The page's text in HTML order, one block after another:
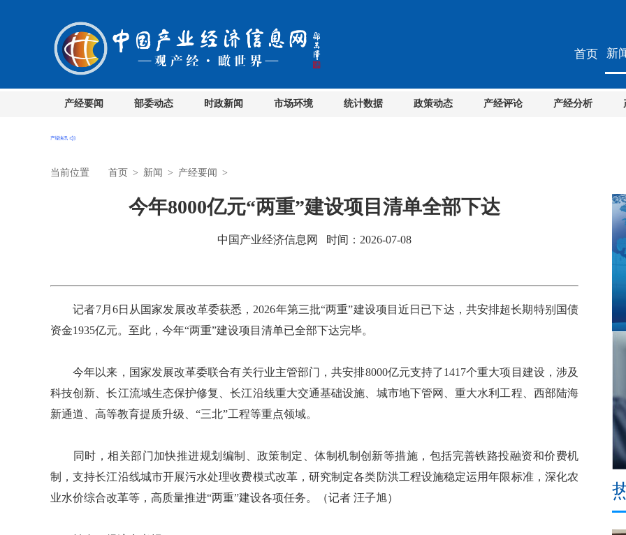
首页 新
产经要闻 部委动态 时政新闻 市场环境 统计数据 政策动态 产经评论 产经分析
当前位置 首页 > 新闻 > 产经要闻 >
今年8000亿元“两重”建设项目清单全部下达
中国产业经济信息网 时间：2026-07-08
记者7月6日从国家发展改革委获悉，2026年第三批“两重”建设项目近日已下达，共安排超长期特别国债
资金1935亿元。至此，今年“两重”建设项目清单已全部下达完毕。
今年以来，国家发展改革委联合有关行业主管部门，共安排8000亿元支持了1417个重大项目建设，涉及
科技创新、长江流域生态保护修复、长江沿线重大交通基础设施、城市地下管网、重大水利工程、西部陆海
新通道、高等教育提质升级、“三北”工程等重点领域。
同时，相关部门加快推进规划编制、政策制定、体制机制创新等措施，包括完善铁路投融资和价费机
制，支持长江沿线城市开展污水处理收费模式改革，研究制定各类防洪工程设施稳定运用年限标准，深化农
业水价综合改革等，高质量推进“两重”建设各项任务。（记者 汪子旭）